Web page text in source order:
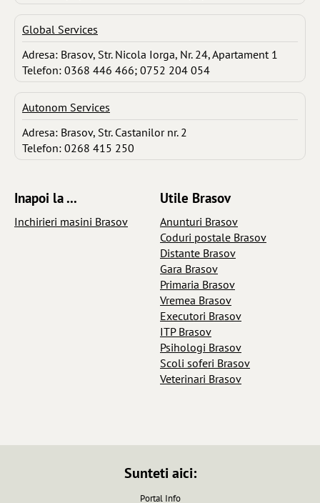
Global Services
Adresa: Brasov, Str. Nicola Iorga, Nr. 24, Apartament 1
Telefon: 0368 446 466; 0752 204 054
Autonom Services
Adresa: Brasov, Str. Castanilor nr. 2
Telefon: 0268 415 250
Inapoi la ...
Inchirieri masini Brasov
Utile Brasov
Anunturi Brasov
Coduri postale Brasov
Distante Brasov
Gara Brasov
Primaria Brasov
Vremea Brasov
Executori Brasov
ITP Brasov
Psihologi Brasov
Scoli soferi Brasov
Veterinari Brasov
Sunteti aici:
Portal Info